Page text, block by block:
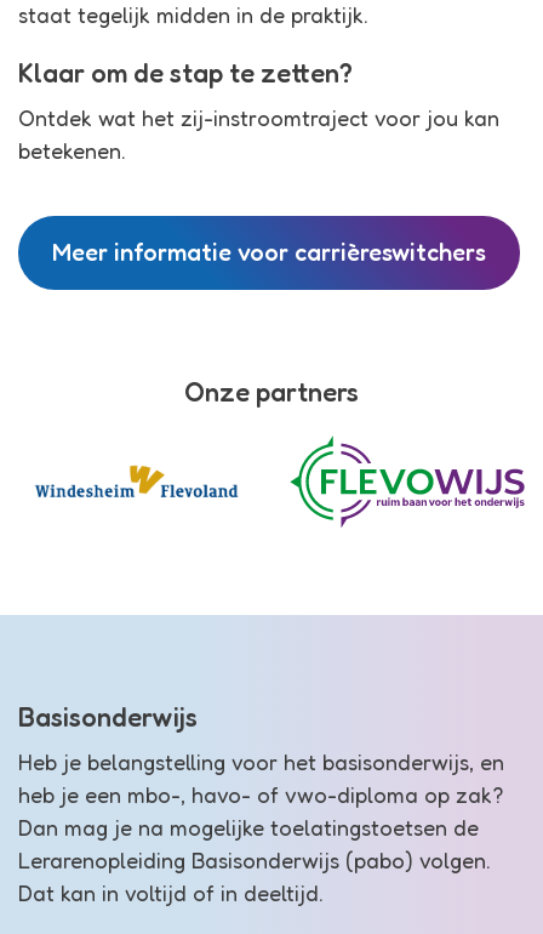
staat tegelijk midden in de praktijk.
Klaar om de stap te zetten?
Ontdek wat het zij-instroomtraject voor jou kan
betekenen.
Meer informatie voor carrièreswitchers
Onze partners
Basisonderwijs
Heb je belangstelling voor het basisonderwijs, en
heb je een mbo-, havo- of vwo-diploma op zak?
Dan mag je na mogelijke toelatingstoetsen de
Lerarenopleiding Basisonderwijs (pabo) volgen.
Dat kan in voltijd of in deeltijd.